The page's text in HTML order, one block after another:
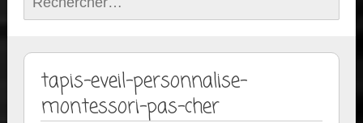
tapis-eveil-personnalise-
montessori-pas-cher